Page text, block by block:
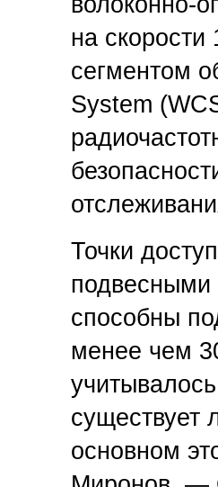
на
сегментом
System
Точки
подвесными
способны
менее чем
существует
основном